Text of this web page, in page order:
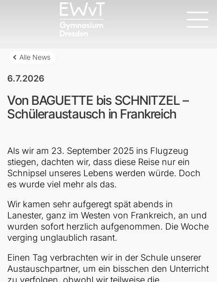
Alle News
6.7.2026
Von BAGUETTE bis SCHNITZEL –
Schüleraustausch in Frankreich
Als wir am 23. September 2025 ins Flugzeug
stiegen, dachten wir, dass diese Reise nur ein
Schnipsel unseres Lebens werden würde. Doch
es wurde viel mehr als das.
Wir kamen sehr aufgeregt spät abends in
Lanester, ganz im Westen von Frankreich, an und
wurden sofort herzlich aufgenommen. Die Woche
verging unglaublich rasant.
Einen Tag verbrachten wir in der Schule unserer
Austauschpartner, um ein bisschen den Unterricht
zu verfolgen, obwohl wir teilweise die